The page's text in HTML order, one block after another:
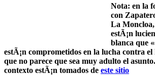
Nota: en la
con
La
estÃ¡n
blanca que
estÃ¡n comprometidos en la lucha contra
que no parece que sea muy adulto el
contexto estÃ¡n tomados de este sitio